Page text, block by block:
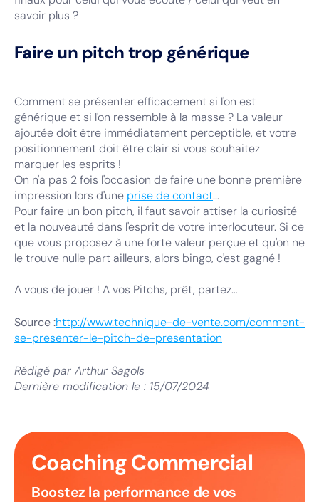
savoir plus ?
Faire un pitch trop générique
Comment se présenter efficacement si l'on est
générique et si l'on ressemble à la masse ? La valeur
ajoutée doit être immédiatement perceptible, et votre
positionnement doit être clair si vous souhaitez
marquer les esprits !
On n'a pas 2 fois l'occasion de faire une bonne première
impression lors d'une prise de contact...
Pour faire un bon pitch, il faut savoir attiser la curiosité
et la nouveauté dans l'esprit de votre interlocuteur. Si ce
que vous proposez à une forte valeur perçue et qu'on ne
le trouve nulle part ailleurs, alors bingo, c'est gagné !
A vous de jouer ! A vos Pitchs, prêt, partez…
Source :http://www.technique-de-vente.com/comment-
se-presenter-le-pitch-de-presentation
Rédigé par Arthur Sagols
Dernière modification le : 15/07/2024
Coaching Commercial
Boostez la performance de vos